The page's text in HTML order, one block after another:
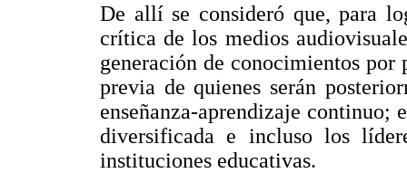
De allí se consideró que, para
crítica de los medios
generación de conocimientos
previa de quienes serán
enseñanza-aprendizaje continuo;
diversificada e incluso los
instituciones educativas.